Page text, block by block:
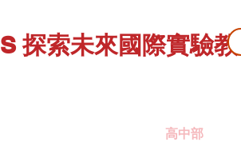
探索未來國際實驗
高中部